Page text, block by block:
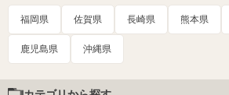
福岡県 佐賀県 長崎県 熊本県
鹿児島県 沖縄県